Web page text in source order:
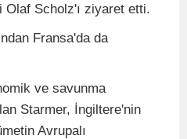
Scholz'ı ziyaret etti.
Fransa'da da
ve savunma
Starmer, İngiltere'nin
Avrupalı